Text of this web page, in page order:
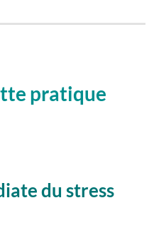
pratique
du stress